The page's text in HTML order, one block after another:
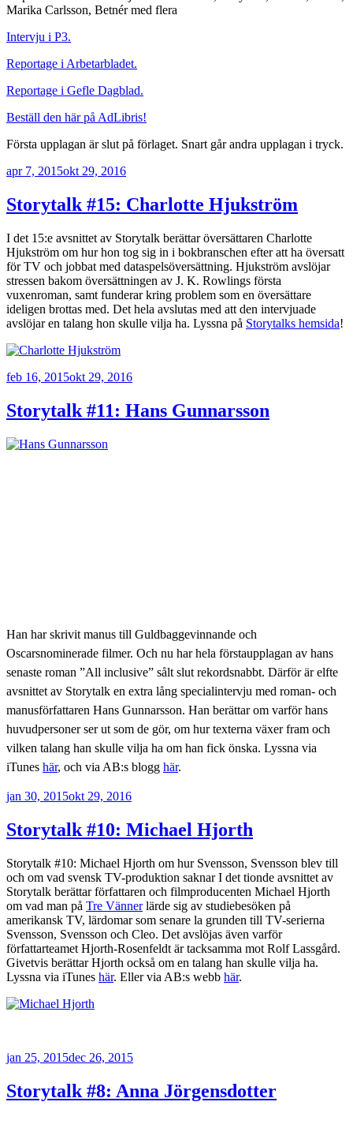
Marika Carlsson, Betnér med flera
Intervju i P3.
Reportage i Arbetarbladet.
Reportage i Gefle Dagblad.
Beställ den här på AdLibris!
Första upplagan är slut på förlaget. Snart går andra upplagan i tryck.
Publicerat
apr 7, 2015okt 29, 2016
Storytalk #15: Charlotte Hjukström
I det 15:e avsnittet av Storytalk berättar översättaren Charlotte
Hjukström om hur hon tog sig in i bokbranschen efter att ha översatt
för TV och jobbat med dataspelsöversättning. Hjukström avslöjar
stressen bakom översättningen av J. K. Rowlings första
vuxenroman, samt funderar kring problem som en översättare
ideligen brottas med. Det hela avslutas med att den intervjuade
avslöjar en talang hon skulle vilja ha. Lyssna på Storytalks hemsida!
Publicerat
feb 16, 2015okt 29, 2016
Storytalk #11: Hans Gunnarsson
Han har skrivit manus till Guldbaggevinnande och
Oscarsnominerade filmer. Och nu har hela förstaupplagan av hans
senaste roman ”All inclusive” sålt slut rekordsnabbt. Därför är elfte
avsnittet av Storytalk en extra lång specialintervju med roman- och
manusförfattaren Hans Gunnarsson. Han berättar om varför hans
huvudpersoner ser ut som de gör, om hur texterna växer fram och
vilken talang han skulle vilja ha om han fick önska. Lyssna via
iTunes här, och via AB:s blogg här.
Publicerat
jan 30, 2015okt 29, 2016
Storytalk #10: Michael Hjorth
Storytalk #10: Michael Hjorth om hur Svensson, Svensson blev till
och om vad svensk TV-produktion saknar I det tionde avsnittet av
Storytalk berättar författaren och filmproducenten Michael Hjorth
om vad man på Tre Vännerlärde sig av studiebesöken på
amerikansk TV, lärdomar som senare la grunden till TV-serierna
Svensson, Svensson och Cleo. Det avslöjas även varför
författarteamet Hjorth-Rosenfeldt är tacksamma mot Rolf Lassgård.
Givetvis berättar Hjorth också om en talang han skulle vilja ha.
Lyssna via iTunes här. Eller via AB:s webb här.
Publicerat
jan 25, 2015dec 26, 2015
Storytalk #8: Anna Jörgensdotter